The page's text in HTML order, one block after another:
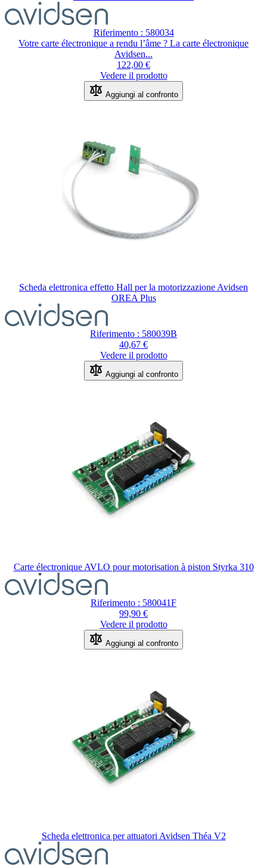
Riferimento : 580034
Votre carte électronique a rendu l’âme ? La carte électronique
Avidsen...
122,00 €
Vedere il prodotto
Aggiungi al confronto
Scheda elettronica effetto Hall per la motorizzazione Avidsen
OREA Plus
Riferimento : 580039B
40,67 €
Vedere il prodotto
Aggiungi al confronto
Carte électronique AVLO pour motorisation à piston Styrka 310
Riferimento : 580041F
99,90 €
Vedere il prodotto
Aggiungi al confronto
Scheda elettronica per attuatori Avidsen Théa V2